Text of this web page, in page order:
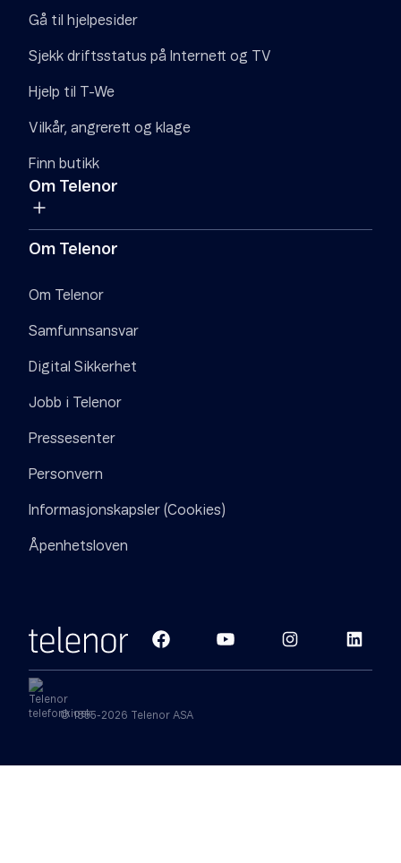
Gå til hjelpesider
Sjekk driftsstatus på Internett og TV
Hjelp til T-We
Vilkår, angrerett og klage
Finn butikk
Om Telenor
Om Telenor
Om Telenor
Samfunnsansvar
Digital Sikkerhet
Jobb i Telenor
Pressesenter
Personvern
Informasjonskapsler (Cookies)
Åpenhetsloven
© 1855-2026 Telenor ASA